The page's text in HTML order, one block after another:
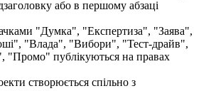
або в першому абзаці
"Думка", "Експертиза", "Заява",
"Влада", "Вибори", "Тест-драйв",
"Промо" публікуються на правах
створюється спільно з